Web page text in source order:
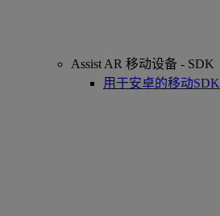
Assist AR 移动设备 - SDK
用于安卓的移动SDK